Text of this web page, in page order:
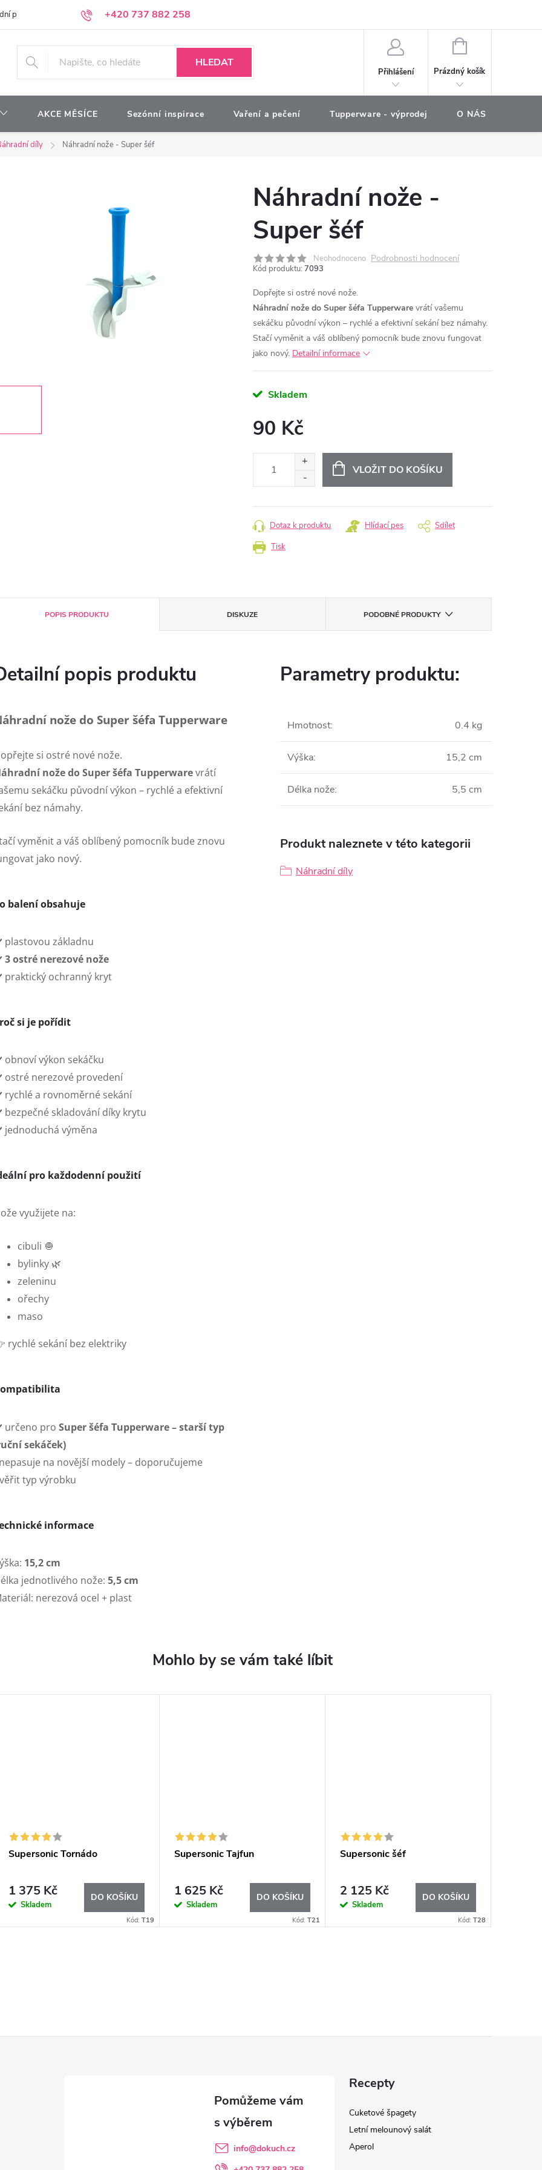
+420 737 882 258
podmínky Podmínky ochrany osobních údajů
HLEDAT
Přihlášení
NÁKUPNÍ
Prázdný košík
AKCE MĚSÍCE Sezónní inspirace Vaření a pečení Tupperware - výprodej O NÁS
díly Náhradní nože - Super šéf
Náhradní nože -
Super šéf
Neohodnoceno Podrobnosti hodnocení
Kód produktu: 7093
Dopřejte si ostré nové nože.
Náhradní nože do Super šéfa Tupperware vrátí vašemu
sekáčku původní výkon – rychlé a efektivní sekání bez námahy.
Stačí vyměnit a váš oblíbený pomocník bude znovu fungovat
jako nový. Detailní informace
Skladem
90 Kč
VLOŽIT DO KOŠÍKU
Tisk
Dotaz k produktu Hlídací pes Sdílet
POPIS PRODUKTU DISKUZE PODOBNÉ PRODUKTY
popis produktu
nože do Super šéfa Tupperware
si ostré nové nože.
nože do Super šéfa Tupperwarevrátí
sekáčku původní výkon – rychlé a efektivní
bez námahy.
vyměnit a váš oblíbený pomocník bude znovu
jako nový.
balení obsahuje
plastovou základnu
3 ostré nerezové nože
praktický ochranný kryt
si je pořídit
obnoví výkon sekáčku
ostré nerezové provedení
rychlé a rovnoměrné sekání
bezpečné skladování díky krytu
jednoduchá výměna
pro každodenní použití
využijete na:
cibuli 🧅
bylinky 🌿
zeleninu
ořechy
maso
rychlé sekání bez elektriky
určeno pro Super šéfa Tupperware – starší typ
sekáček)
nepasuje na novější modely – doporučujeme
typ výrobku
informace
15,2 cm
jednotlivého nože: 5,5 cm
nerezová ocel + plast
Parametry produktu:
Hmotnost: 0.4 kg
Výška: 15,2 cm
Délka nože: 5,5 cm
Produkt naleznete v této kategorii
Náhradní díly
Supersonic Tornádo
1 375 Kč
Skladem
DO KOŠÍKU
Kód: T19
Supersonic Tajfun
1 625 Kč
Skladem
DO KOŠÍKU
Kód: T21
Supersonic šéf
2 125 Kč
Skladem
DO KOŠÍKU
Kód: T28
info@dokuch.cz
Recepty
Cuketové špagety
Letní melounový salát
Aperol